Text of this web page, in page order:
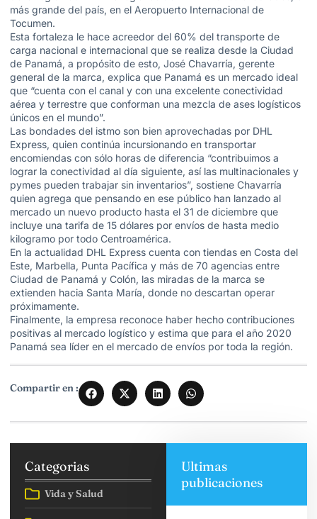
más grande del país, en el Aeropuerto Internacional de
Tocumen.
Esta fortaleza le hace acreedor del 60% del transporte de
carga nacional e internacional que se realiza desde la Ciudad
de Panamá, a propósito de esto, José Chavarría, gerente
general de la marca, explica que Panamá es un mercado ideal
que “cuenta con el canal y con una excelente conectividad
aérea y terrestre que conforman una mezcla de ases logísticos
únicos en el mundo”.
Las bondades del istmo son bien aprovechadas por DHL
Express, quien continúa incursionando en transportar
encomiendas con sólo horas de diferencia “contribuimos a
lograr la conectividad al día siguiente, así las multinacionales y
pymes pueden trabajar sin inventarios”, sostiene Chavarría
quien agrega que pensando en ese público han lanzado al
mercado un nuevo producto hasta el 31 de diciembre que
incluye una tarifa de 15 dólares por envíos de hasta medio
kilogramo por todo Centroamérica.
En la actualidad DHL Express cuenta con tiendas en Costa del
Este, Marbella, Punta Pacífica y más de 70 agencias entre
Ciudad de Panamá y Colón, las miradas de la marca se
extienden hacia Santa María, donde no descartan operar
próximamente.
Finalmente, la empresa reconoce haber hecho contribuciones
positivas al mercado logístico y estima que para el año 2020
Panamá sea líder en el mercado de envíos por toda la región.
Compartir en :
Categorias
Vida y Salud
Ultimas
publicaciones